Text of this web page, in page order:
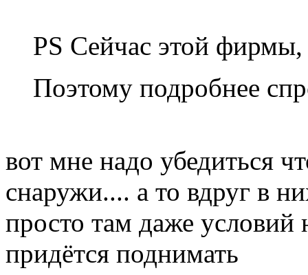
PS Сейчас этой фирмы,
Поэтому подробнее
вот мне надо убедиться
снаружи.... а то вдруг в
просто там даже
придётся поднимать